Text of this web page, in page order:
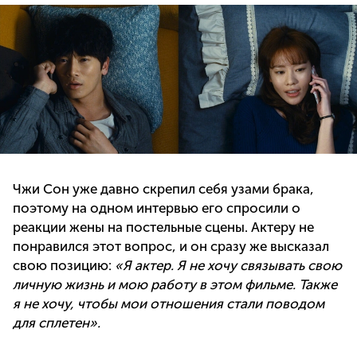
Чжи Сон уже давно скрепил себя узами брака,
поэтому на одном интервью его спросили о
реакции жены на постельные сцены. Актеру не
понравился этот вопрос, и он сразу же высказал
свою позицию: «Я актер. Я не хочу связывать свою
личную жизнь и мою работу в этом фильме. Также
я не хочу, чтобы мои отношения стали поводом
для сплетен».